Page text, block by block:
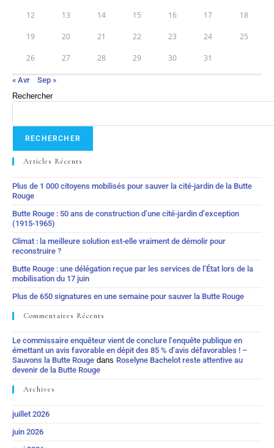
12 13 14 15 16 17 18
19 20 21 22 23 24 25
26 27 28 29 30 31
« Avr
Sep »
Rechercher
RECHERCHER
Articles Récents
Plus de 1 000 citoyens mobilisés pour sauver la cité-jardin de la Butte
Rouge
Butte Rouge : 50 ans de construction d’une cité-jardin d’exception
(1915-1965)
Climat : la meilleure solution est-elle vraiment de démolir pour
reconstruire ?
Butte Rouge : une délégation reçue par les services de l’État lors de la
mobilisation du 17 juin
Plus de 650 signatures en une semaine pour sauver la Butte Rouge
Commentaires Récents
Le commissaire enquêteur vient de conclure l’enquête publique en
émettant un avis favorable en dépit des 85 % d’avis défavorables ! –
Sauvons la Butte Rouge dans Roselyne Bachelot reste attentive au
devenir de la Butte Rouge
Archives
juillet 2026
juin 2026